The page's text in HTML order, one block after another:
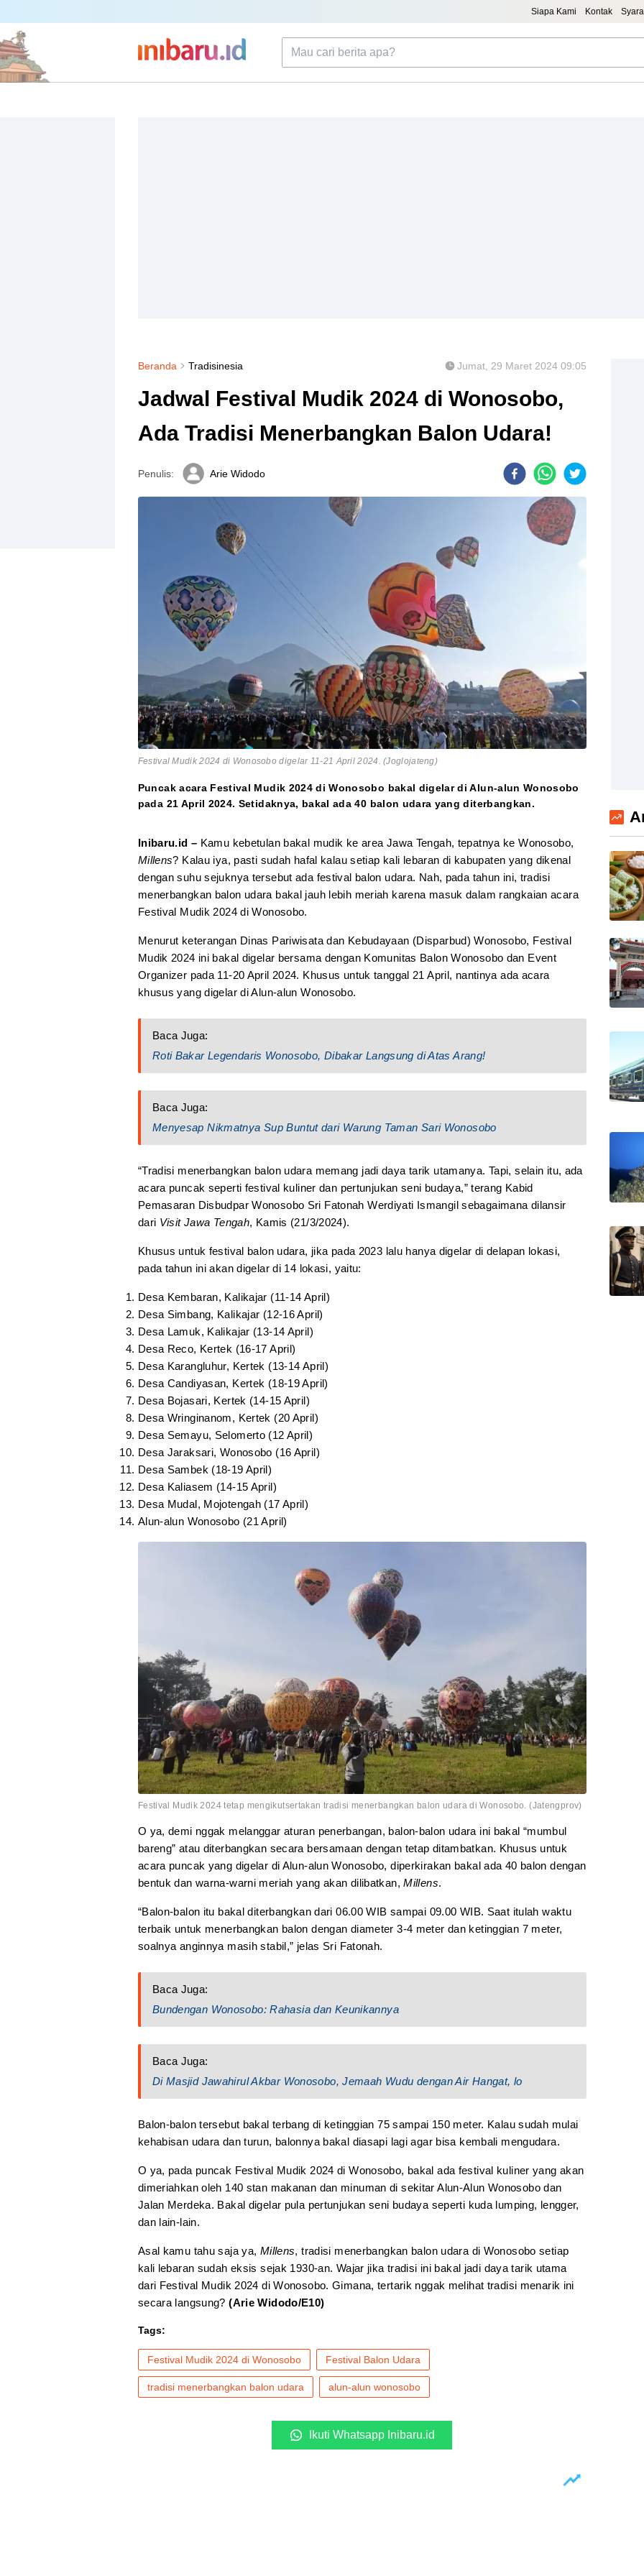
Siapa Kami Kontak
Beranda Tradisinesia Jumat, 29 Maret 2024 09:05
Jadwal Festival Mudik 2024 di Wonosobo,
Ada Tradisi Menerbangkan Balon Udara!
Penulis: Arie Widodo
Festival Mudik 2024 di Wonosobo digelar 11-21 April 2024. (Joglojateng)
Puncak acara Festival Mudik 2024 di Wonosobo bakal digelar di Alun-alun Wonosobo
pada 21 April 2024. Setidaknya, bakal ada 40 balon udara yang diterbangkan.
Inibaru.id – Kamu kebetulan bakal mudik ke area Jawa Tengah, tepatnya ke Wonosobo,
Millens? Kalau iya, pasti sudah hafal kalau setiap kali lebaran di kabupaten yang dikenal
dengan suhu sejuknya tersebut ada festival balon udara. Nah, pada tahun ini, tradisi
menerbangkan balon udara bakal jauh lebih meriah karena masuk dalam rangkaian acara
Festival Mudik 2024 di Wonosobo.
Menurut keterangan Dinas Pariwisata dan Kebudayaan (Disparbud) Wonosobo, Festival
Mudik 2024 ini bakal digelar bersama dengan Komunitas Balon Wonosobo dan Event
Organizer pada 11-20 April 2024. Khusus untuk tanggal 21 April, nantinya ada acara
khusus yang digelar di Alun-alun Wonosobo.
Baca Juga:
Roti Bakar Legendaris Wonosobo, Dibakar Langsung di Atas Arang!
Baca Juga:
Menyesap Nikmatnya Sup Buntut dari Warung Taman Sari Wonosobo
“Tradisi menerbangkan balon udara memang jadi daya tarik utamanya. Tapi, selain itu, ada
acara puncak seperti festival kuliner dan pertunjukan seni budaya,” terang Kabid
Pemasaran Disbudpar Wonosobo Sri Fatonah Werdiyati Ismangil sebagaimana dilansir
dari Visit Jawa Tengah, Kamis (21/3/2024).
Khusus untuk festival balon udara, jika pada 2023 lalu hanya digelar di delapan lokasi,
pada tahun ini akan digelar di 14 lokasi, yaitu:
Desa Kembaran, Kalikajar (11-14 April)
Desa Simbang, Kalikajar (12-16 April)
Desa Lamuk, Kalikajar (13-14 April)
Desa Reco, Kertek (16-17 April)
Desa Karangluhur, Kertek (13-14 April)
Desa Candiyasan, Kertek (18-19 April)
Desa Bojasari, Kertek (14-15 April)
Desa Wringinanom, Kertek (20 April)
Desa Semayu, Selomerto (12 April)
Desa Jaraksari, Wonosobo (16 April)
Desa Sambek (18-19 April)
Desa Kaliasem (14-15 April)
Desa Mudal, Mojotengah (17 April)
Alun-alun Wonosobo (21 April)
Festival Mudik 2024 tetap mengikutsertakan tradisi menerbangkan balon udara di Wonosobo. (Jatengprov)
O ya, demi nggak melanggar aturan penerbangan, balon-balon udara ini bakal “mumbul
bareng” atau diterbangkan secara bersamaan dengan tetap ditambatkan. Khusus untuk
acara puncak yang digelar di Alun-alun Wonosobo, diperkirakan bakal ada 40 balon dengan
bentuk dan warna-warni meriah yang akan dilibatkan,Millens.
“Balon-balon itu bakal diterbangkan dari 06.00 WIB sampai 09.00 WIB. Saat itulah waktu
terbaik untuk menerbangkan balon dengan diameter 3-4 meter dan ketinggian 7 meter,
soalnya anginnya masih stabil,” jelas Sri Fatonah.
Baca Juga:
Bundengan Wonosobo: Rahasia dan Keunikannya
Baca Juga:
Di Masjid Jawahirul Akbar Wonosobo, Jemaah Wudu dengan Air Hangat, lo
Balon-balon tersebut bakal terbang di ketinggian 75 sampai 150 meter. Kalau sudah mulai
kehabisan udara dan turun, balonnya bakal diasapi lagi agar bisa kembali mengudara.
O ya, pada puncak Festival Mudik 2024 di Wonosobo, bakal ada festival kuliner yang akan
dimeriahkan oleh 140 stan makanan dan minuman di sekitar Alun-Alun Wonosobo dan
Jalan Merdeka. Bakal digelar pula pertunjukan seni budaya seperti kuda lumping, lengger,
dan lain-lain.
Asal kamu tahu saja ya, Millens, tradisi menerbangkan balon udara di Wonosobo setiap
kali lebaran sudah eksis sejak 1930-an. Wajar jika tradisi ini bakal jadi daya tarik utama
dari Festival Mudik 2024 di Wonosobo. Gimana, tertarik nggak melihat tradisi menarik ini
secara langsung?(Arie Widodo/E10)
Tags:
Festival Mudik 2024 di Wonosobo Festival Balon Udara
tradisi menerbangkan balon udara alun-alun wonosobo
Ikuti Whatsapp Inibaru.id